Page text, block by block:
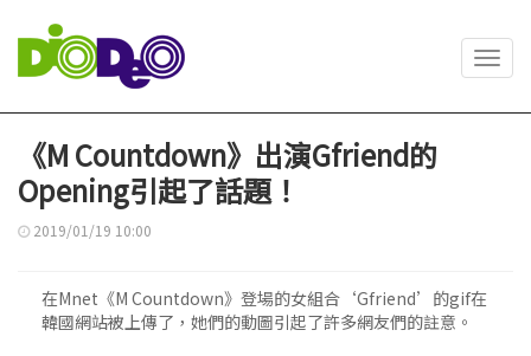
《M Countdown》出演Gfriend的
Opening引起了話題！
2019/01/19 10:00
在Mnet《M Countdown》登場的女組合‘Gfriend’的gif在
韓國網站被上傳了，她們的動圖引起了許多網友們的註意。